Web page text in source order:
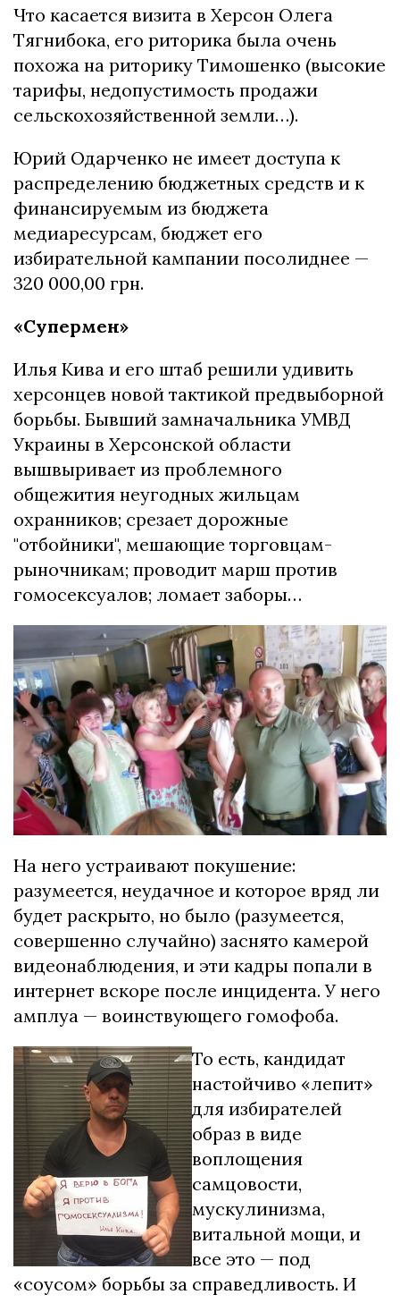
Что касается визита в Херсон Олега
Тягнибока, его риторика была очень
похожа на риторику Тимошенко (высокие
тарифы, недопустимость продажи
сельскохозяйственной земли…).
Юрий Одарченко не имеет доступа к
распределению бюджетных средств и к
финансируемым из бюджета
медиаресурсам, бюджет его
избирательной кампании посолиднее —
320 000,00 грн.
«Супермен»
Илья Кива и его штаб решили удивить
херсонцев новой тактикой предвыборной
борьбы. Бывший замначальника УМВД
Украины в Херсонской области
вышвыривает из проблемного
общежития неугодных жильцам
охранников; срезает дорожные
"отбойники", мешающие торговцам-
рыночникам; проводит марш против
гомосексуалов; ломает заборы…
На него устраивают покушение:
разумеется, неудачное и которое вряд ли
будет раскрыто, но было (разумеется,
совершенно случайно) заснято камерой
видеонаблюдения, и эти кадры попали в
интернет вскоре после инцидента. У него
амплуа — воинствующего гомофоба.
То есть, кандидат
настойчиво «лепит»
для избирателей
образ в виде
воплощения
самцовости,
мускулинизма,
витальной мощи, и
все это — под
«соусом» борьбы за справедливость. И